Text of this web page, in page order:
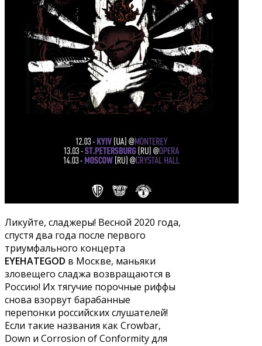
Ликуйте, сладжеры! Весной 2020 года,
спустя два года после первого
триумфального концерта
EYEHATEGOD в Москве, маньяки
зловещего сладжа возвращаются в
Россию! Их тягучие порочные риффы
снова взорвут барабанные
перепонки российских слушателей!
Если такие названия как Crowbar,
Down и Corrosion of Conformity для